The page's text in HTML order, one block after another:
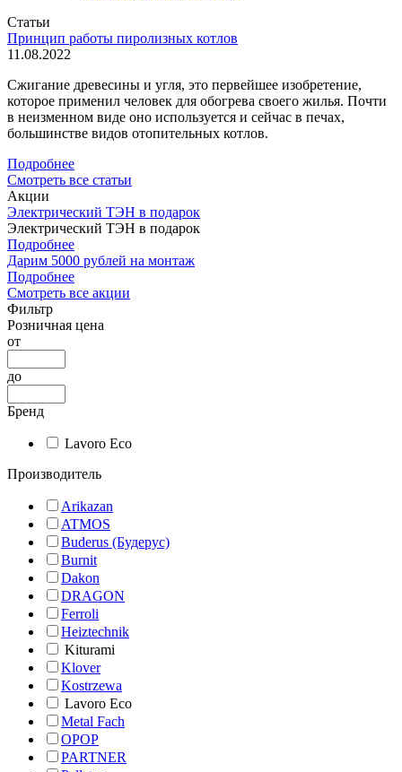
Статьи
Принцип работы пиролизных котлов
11.08.2022
Сжигание древесины и угля, это первейшее изобретение,
которое применил человек для обогрева своего жилья. Почти
в неизменном виде оно используется и сейчас в печах,
большинстве видов отопительных котлов.
Подробнее
Смотреть все статьи
Акции
Электрический ТЭН в подарок
Электрический ТЭН в подарок
Подробнее
Дарим 5000 рублей на монтаж
Подробнее
Смотреть все акции
Фильтр
Розничная цена
от
до
Бренд
Lavoro Eco
Производитель
Arikazan
ATMOS
Buderus (Будерус)
Burnit
Dakon
DRAGON
Ferroli
Heiztechnik
Kiturami
Klover
Kostrzewa
Lavoro Eco
Metal Fach
OPOP
PARTNER